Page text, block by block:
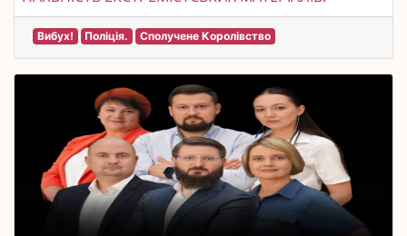
Вибух! Поліція. Сполучене Королівство